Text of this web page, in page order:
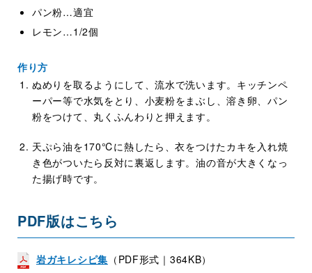
パン粉…適宜
レモン…1/2個
作り方
ぬめりを取るようにして、流水で洗います。キッチンペ
ーパー等で水気をとり、小麦粉をまぶし、溶き卵、パン
粉をつけて、丸くふんわりと押えます。
天ぷら油を170℃に熱したら、衣をつけたカキを入れ焼
き色がついたら反対に裏返します。油の音が大きくなっ
た揚げ時です。
PDF版はこちら
岩ガキレシピ集 （PDF形式｜364KB）